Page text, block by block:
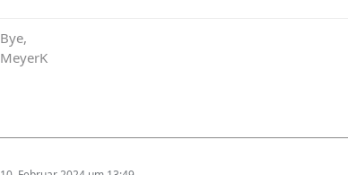
Bye,
MeyerK